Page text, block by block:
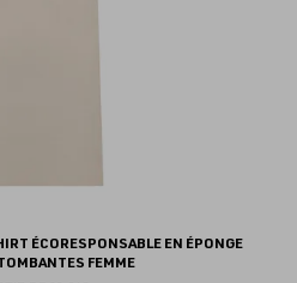
ÉCORESPONSABLE EN ÉPONGE
FEMME